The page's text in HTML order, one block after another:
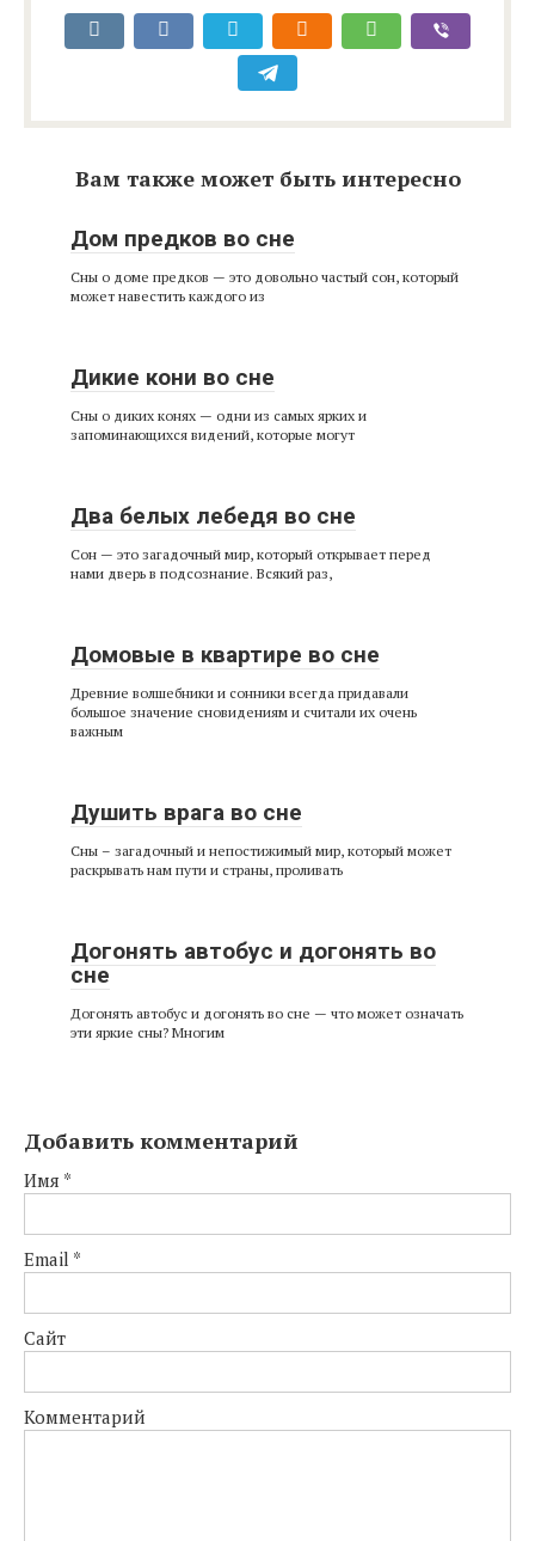
Вам также может быть интересно
Дом предков во сне
Сны о доме предков — это довольно частый сон, который
может навестить каждого из
Дикие кони во сне
Сны о диких конях — одни из самых ярких и
запоминающихся видений, которые могут
Два белых лебедя во сне
Сон — это загадочный мир, который открывает перед
нами дверь в подсознание. Всякий раз,
Домовые в квартире во сне
Древние волшебники и сонники всегда придавали
большое значение сновидениям и считали их очень
важным
Душить врага во сне
Сны – загадочный и непостижимый мир, который может
раскрывать нам пути и страны, проливать
Догонять автобус и догонять во
сне
Догонять автобус и догонять во сне — что может означать
эти яркие сны? Многим
Добавить комментарий
Имя *
Email *
Сайт
Комментарий